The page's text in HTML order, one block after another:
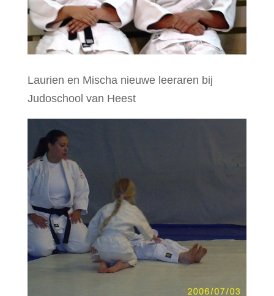
Laurien en Mischa nieuwe leeraren bij
Judoschool van Heest